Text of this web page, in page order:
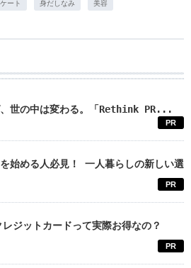
ート 身だしなみ 美容
、世の中は変わる。「Rethink PR...
PR
始める人必見！ 一人暮らしの新しい選
PR
ジットカードって実際お得なの？
PR